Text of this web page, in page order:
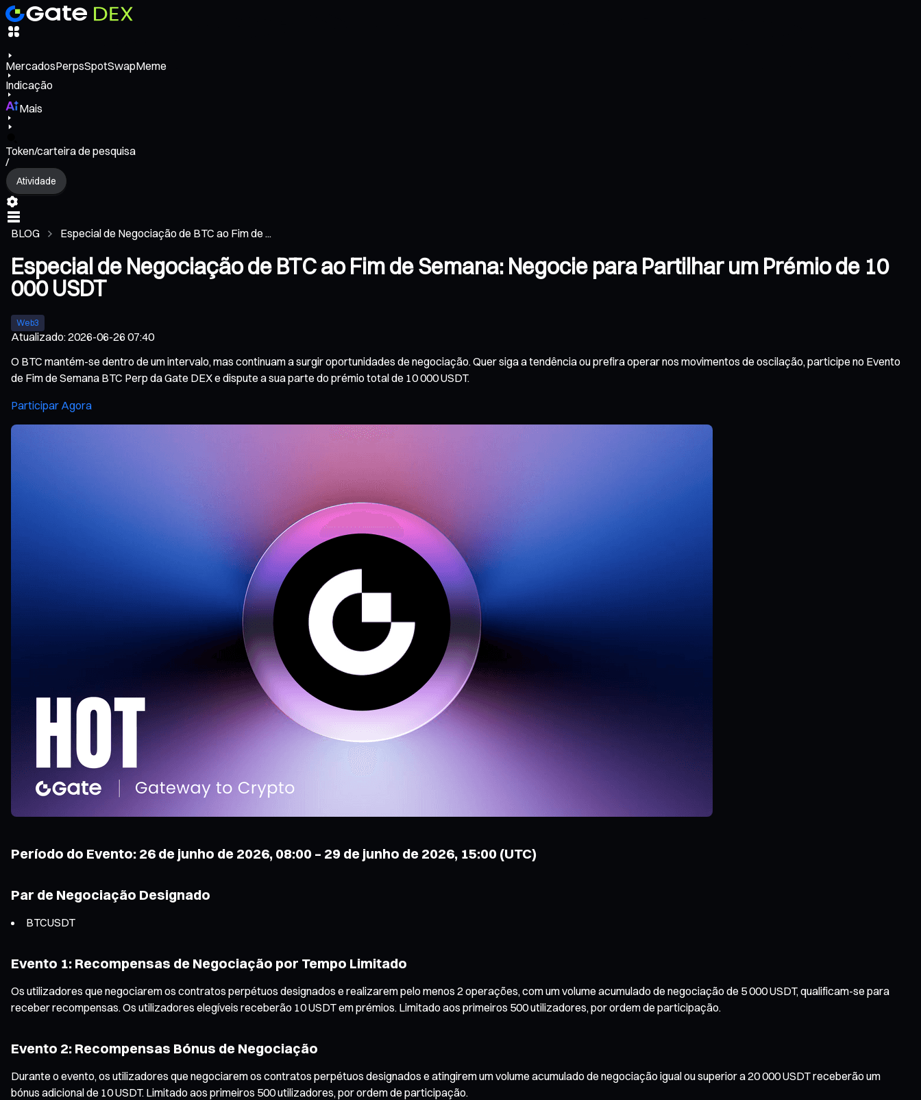
MercadosPerpsSpotSwapMeme
Indicação
Mais
Token/carteira de pesquisa
/
Atividade
BLOG Especial de Negociação de BTC ao Fim de ...
Especial de Negociação de BTC ao Fim de Semana: Negocie para Partilhar um Prémio de 10
000 USDT
Web3
Atualizado:2026-06-26 07:40
O BTC mantém-se dentro de um intervalo, mas continuam a surgir oportunidades de negociação. Quer siga a tendência ou prefira operar nos movimentos de oscilação, participe no Evento
de Fim de Semana BTC Perp da Gate DEX e dispute a sua parte do prémio total de 10 000 USDT.
Participar Agora
Período do Evento: 26 de junho de 2026, 08:00 – 29 de junho de 2026, 15:00 (UTC)
Par de Negociação Designado
BTCUSDT
Evento 1: Recompensas de Negociação por Tempo Limitado
Os utilizadores que negociarem os contratos perpétuos designados e realizarem pelo menos 2 operações, com um volume acumulado de negociação de 5 000 USDT, qualificam-se para
receber recompensas. Os utilizadores elegíveis receberão 10 USDT em prémios. Limitado aos primeiros 500 utilizadores, por ordem de participação.
Evento 2: Recompensas Bónus de Negociação
Durante o evento, os utilizadores que negociarem os contratos perpétuos designados e atingirem um volume acumulado de negociação igual ou superior a 20 000 USDT receberão um
bónus adicional de 10 USDT. Limitado aos primeiros 500 utilizadores, por ordem de participação.